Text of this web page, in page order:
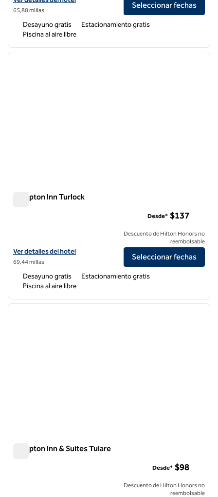
65,88 millas
Seleccionar fechas
Desayuno gratis
Estacionamiento gratis
Piscina al aire libre
1 de 12
Hampton Inn Turlock
Ver detalles del hotel Hampton Inn Turlock
Ver detalles del hotel
69,44 millas
Desde* $137
Descuento de Hilton Honors no
reembolsable
Seleccionar fechas
Desayuno gratis
Estacionamiento gratis
Piscina al aire libre
1 de 12
Hampton Inn & Suites Tulare
Desde* $98
Descuento de Hilton Honors no
reembolsable